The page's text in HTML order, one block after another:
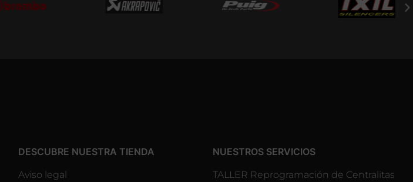
DESCUBRE NUESTRA TIENDA
Aviso legal
NUESTROS SERVICIOS
TALLER Reprogramación de Centralitas